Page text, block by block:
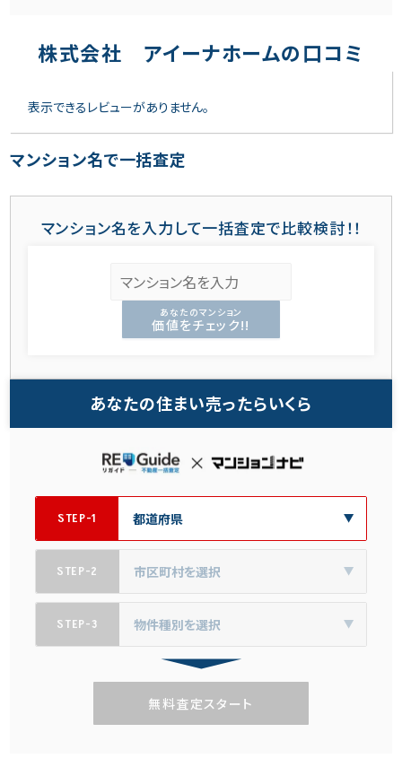
株式会社 アイーナホームの口コミ
表示できるレビューがありません。
マンション名で一括査定
マンション名を入力して一括査定で比較検討！！
あなたのマンション
価値をチェック!!
あなたの住まい売ったらいくら
STEP-1
STEP-2
STEP-3
無料査定スタート